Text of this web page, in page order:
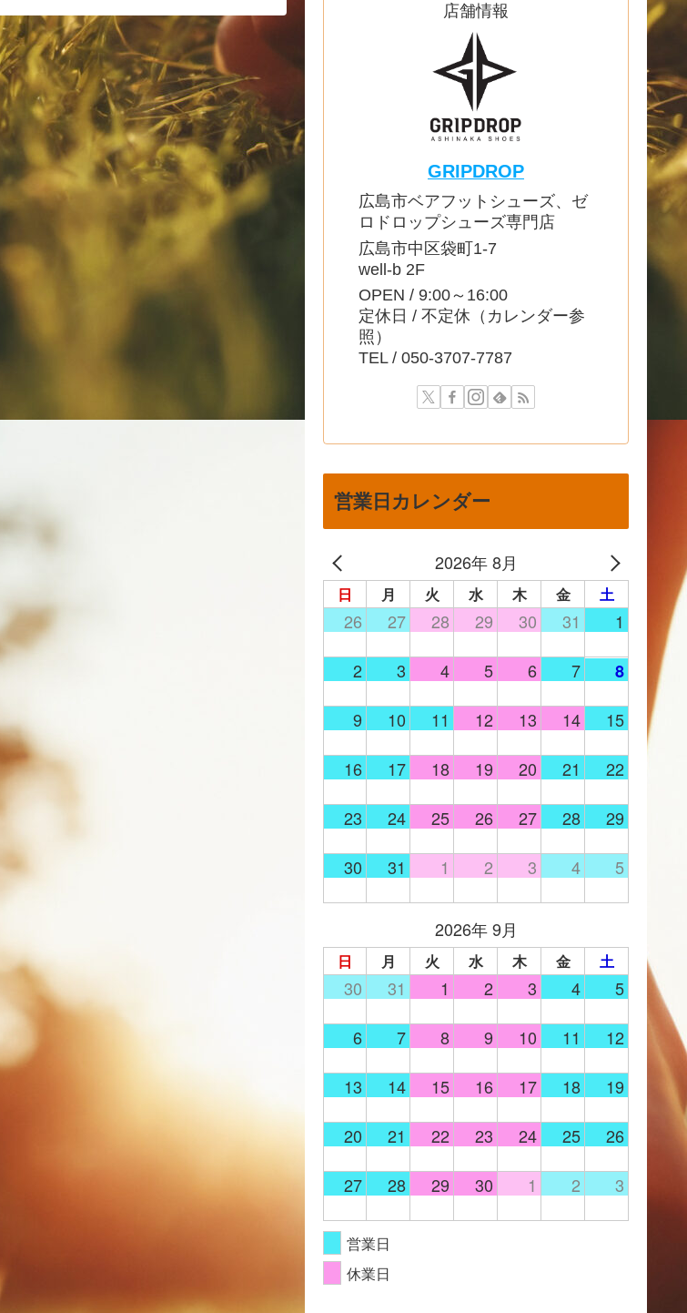
店舗情報
GRIPDROP
広島市ベアフットシューズ、ゼ
ロドロップシューズ専門店
広島市中区袋町1-7
well-b 2F
OPEN / 9:00～16:00
定休日 / 不定休（カレンダー参
照）
TEL / 050-3707-7787
営業日カレンダー
2026年 8月
日 月 火 水 木 金 土
26 27 28 29 30 31 1
2 3 4 5 6 7 8
9 10 11 12 13 14 15
16 17 18 19 20 21 22
23 24 25 26 27 28 29
30 31 1 2 3 4 5
2026年 9月
日 月 火 水 木 金 土
30 31 1 2 3 4 5
6 7 8 9 10 11 12
13 14 15 16 17 18 19
20 21 22 23 24 25 26
27 28 29 30 1 2 3
営業日
休業日